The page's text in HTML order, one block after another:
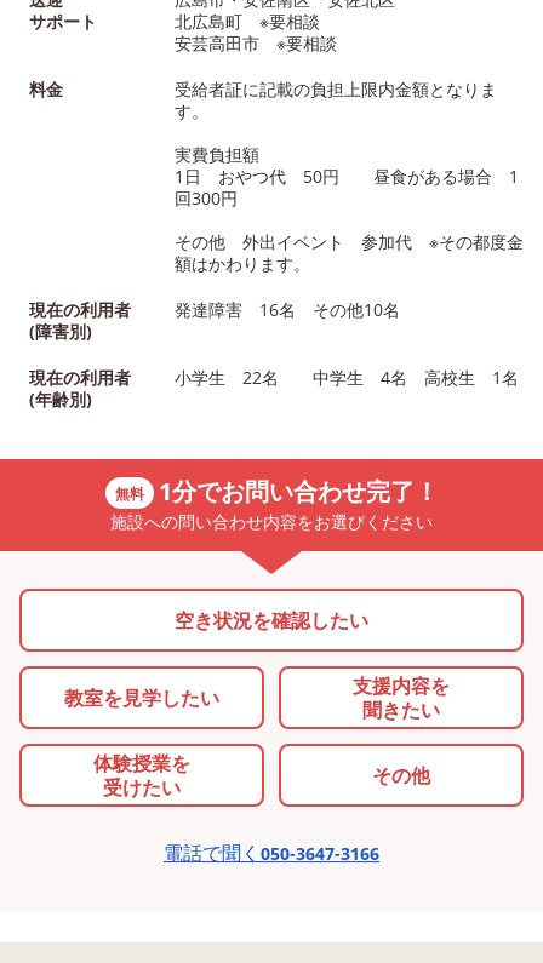
サポート
北広島町 ※要相談
安芸高田市 ※要相談
料金
受給者証に記載の負担上限内金額となりま
す。
実費負担額
1日 おやつ代 50円 昼食がある場合 1
回300円
その他 外出イベント 参加代 ※その都度金
額はかわります。
現在の利用者
(障害別)
発達障害 16名 その他10名
現在の利用者
(年齢別)
小学生 22名 中学生 4名 高校生 1名
無料 1分でお問い合わせ完了！
施設への問い合わせ内容をお選びください
空き状況を確認したい
教室を見学したい
支援内容を
聞きたい
体験授業を
受けたい
その他
電話で聞く 050-3647-3166